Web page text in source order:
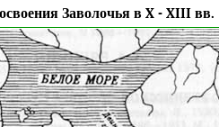
Заволочья в X - XIII вв.